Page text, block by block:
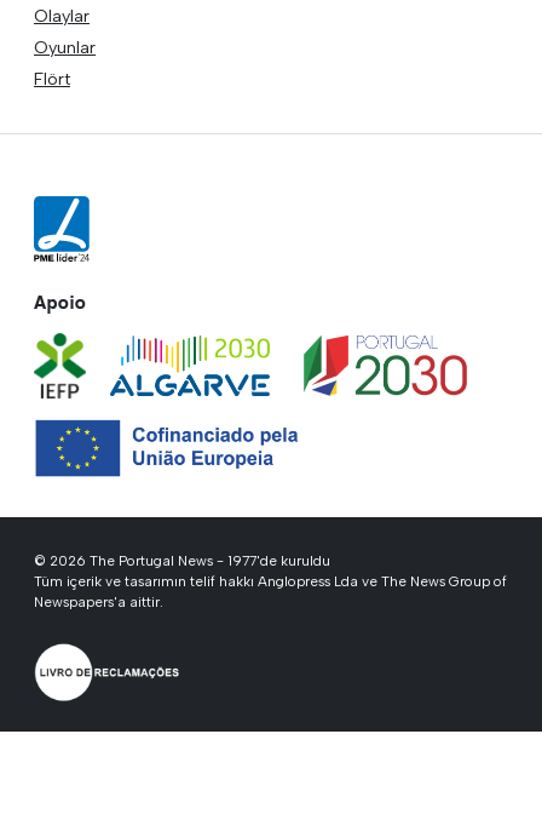
Olaylar
Oyunlar
Flört
Apoio
© 2026 The Portugal News - 1977'de kuruldu
Tüm içerik ve tasarımın telif hakkı Anglopress Lda ve The News Group of
Newspapers'a aittir.